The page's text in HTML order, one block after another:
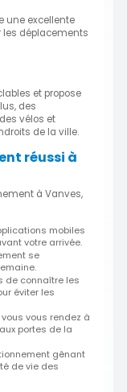
une excellente
déplacements
et propose
des
vélos et
de la ville.
réussi à
à Vanves,
mobiles
votre arrivée.
se
de connaître les
éviter les
vous vous rendez à
portes de la
gênant
de vie des